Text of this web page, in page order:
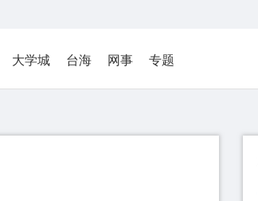
大学城 台海 网事 专题